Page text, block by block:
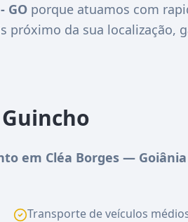
GO porque atuamos com
próximo da sua localização,
em Cléa Borges — Goiânia
Transporte de veículos